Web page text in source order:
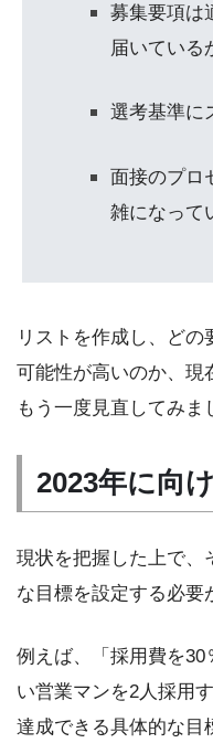
募集要項は
届いている
選考基準に
面接のプロ
雑になって
リストを作成し、ど
可能性が高いのか、現
もう一度見直してみま
2023年に向
現状を把握した上で、
な目標を設定する必要
例えば、「採用費を30
い営業マンを2人採用
達成できる具体的な目